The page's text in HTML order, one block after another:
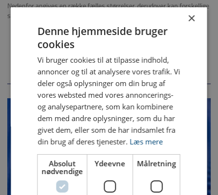
Nedenfor angives en række fælles størrelser, derudover kan forskellige
størrelser leveres på forespørgsel.
1070 mm x 750 mm
1150 mm x 750 mm
1300 mm x 750 mm
×
Denne hjemmeside bruger
cookies
Vi bruger cookies til at tilpasse indhold,
annoncer og til at analysere vores trafik. Vi
deler også oplysninger om din brug af
vores websted med vores annoncerings-
og analysepartnere, som kan kombinere
dem med andre oplysninger, som du har
givet dem, eller som de har indsamlet fra
din brug af deres tjenester. Læs mere
Absolut
nødvendige
Ydeevne Målretning